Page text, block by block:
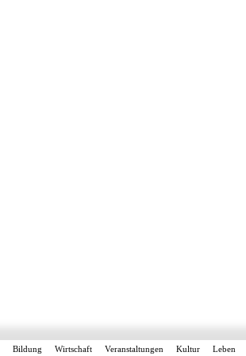
Bildung Wirtschaft Veranstaltungen Kultur Leben